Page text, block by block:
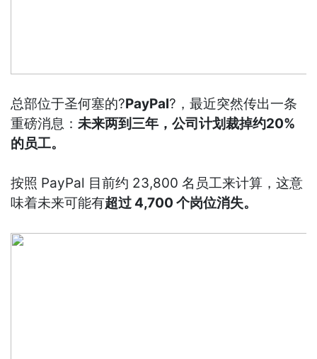
总部位于圣何塞的?PayPal?，最近突然传出一条
重磅消息：未来两到三年，公司计划裁掉约20%
的员工。
按照 PayPal 目前约 23,800 名员工来计算，这意
味着未来可能有超过 4,700 个岗位消失。